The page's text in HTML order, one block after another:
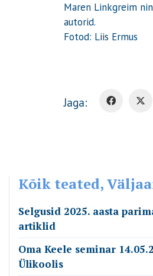
Maren Linkgreim
autorid.
Fotod: Liis Ermus
Jaga:
Kõik teated,
Selgusid 2025. aasta
artiklid
Oma Keele seminar
Ülikoolis